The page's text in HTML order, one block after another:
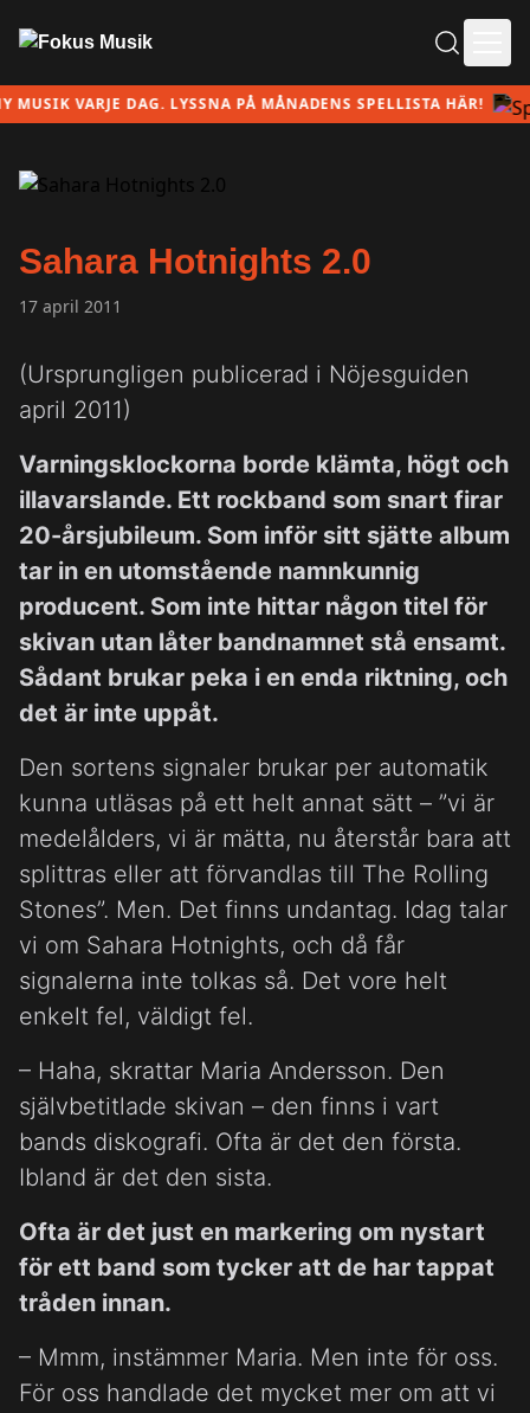
VARJE DAG. LYSSNA PÅ MÅNADENS SPELLISTA HÄR!
Sahara Hotnights 2.0
17 april 2011
(Ursprungligen publicerad i Nöjesguiden
april 2011)
Varningsklockorna borde klämta, högt och
illavarslande. Ett rockband som snart firar
20-årsjubileum. Som inför sitt sjätte album
tar in en utomstående namnkunnig
producent. Som inte hittar någon titel för
skivan utan låter bandnamnet stå ensamt.
Sådant brukar peka i en enda riktning, och
det är inte uppåt.
Den sortens signaler brukar per automatik
kunna utläsas på ett helt annat sätt – ”vi är
medelålders, vi är mätta, nu återstår bara att
splittras eller att förvandlas till The Rolling
Stones”. Men. Det finns undantag. Idag talar
vi om Sahara Hotnights, och då får
signalerna inte tolkas så. Det vore helt
enkelt fel, väldigt fel.
– Haha, skrattar Maria Andersson. Den
självbetitlade skivan – den finns i vart
bands diskografi. Ofta är det den första.
Ibland är det den sista.
Ofta är det just en markering om nystart
för ett band som tycker att de har tappat
tråden innan.
– Mmm, instämmer Maria. Men inte för oss.
För oss handlade det mycket mer om att vi